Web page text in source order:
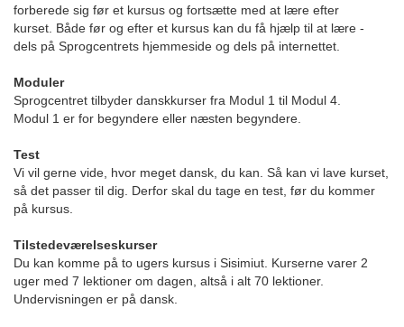
forberede sig før et kursus og fortsætte med at lære efter
kurset. Både før og efter et kursus kan du få hjælp til at lære -
dels på Sprogcentrets hjemmeside og dels på internettet.
Moduler
Sprogcentret tilbyder danskkurser fra Modul 1 til Modul 4.
Modul 1 er for begyndere eller næsten begyndere.
Test
Vi vil gerne vide, hvor meget dansk, du kan. Så kan vi lave kurset,
så det passer til dig. Derfor skal du tage en test, før du kommer
på kursus.
Tilstedeværelseskurser
Du kan komme på to ugers kursus i Sisimiut. Kurserne varer 2
uger med 7 lektioner om dagen, altså i alt 70 lektioner.
Undervisningen er på dansk.